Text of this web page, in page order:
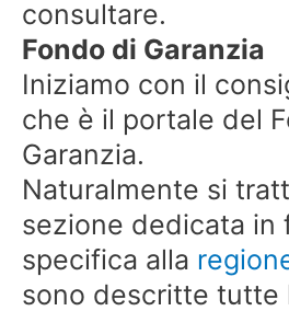
consultare.
Fondo di Garanzia
Iniziamo con il
che è il portale del
Garanzia.
Naturalmente si
sezione dedicata in
specifica alla
sono descritte tutte